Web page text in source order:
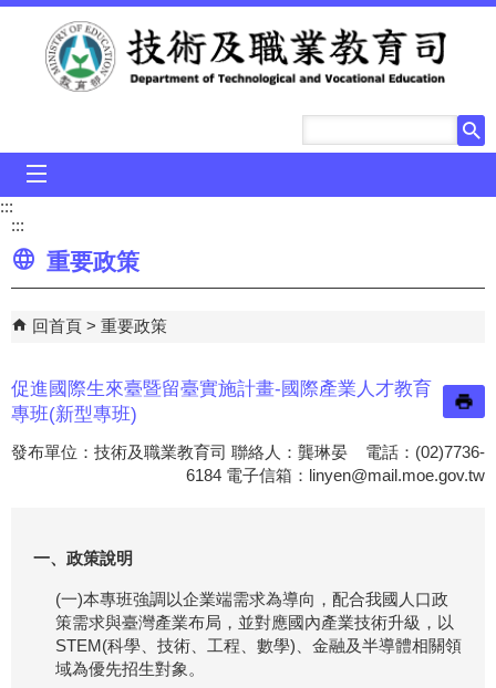
跳到主要內容區塊
:::
:::
重要政策
回首頁 重要政策
促進國際生來臺暨留臺實施計畫-國際產業人才教育
專班(新型專班)
發布單位：技術及職業教育司 聯絡人：龔琳晏 電話：(02)7736-
6184 電子信箱： linyen@mail.moe.gov.tw
一、政策說明
(一)本專班強調以企業端需求為導向，配合我國人口政
策需求與臺灣產業布局，並對應國內產業技術升級，以
STEM(科學、技術、工程、數學)、金融及半導體相關領
域為優先招生對象。